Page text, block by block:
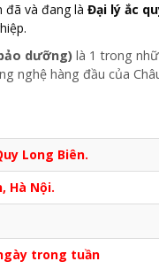
đã và đang là Đại lý ắc
dưỡng) là 1 trong
nghệ hàng đầu của
Long Biên.
Hà Nội.
trong tuần